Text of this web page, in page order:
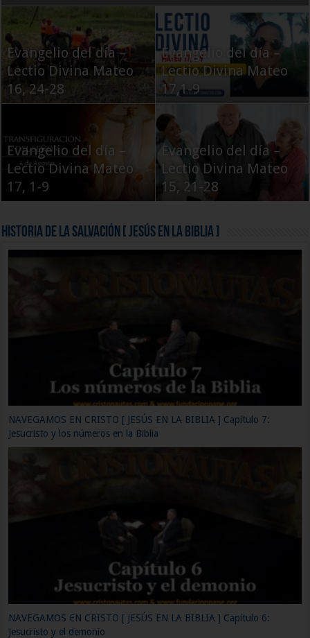
Evangelio del día –
Lectio Divina Mateo
16, 24-28
Evangelio del día –
Lectio Divina Mateo
17,1-9
Evangelio del día –
Lectio Divina Mateo
17, 1-9
Evangelio del día –
Lectio Divina Mateo
15, 21-28
Historia de la Salvación [ Jesús en la Biblia ]
NAVEGAMOS EN CRISTO [ JESÚS EN LA BIBLIA ] Capítulo 4: ¿Por
qué Jesucristo dijo «Yo Soy» y que significa?
NAVEGAMOS EN CRISTO [ JESÚS EN LA BIBLIA ] Capítulo 3: El
nombre de nuestro Dios